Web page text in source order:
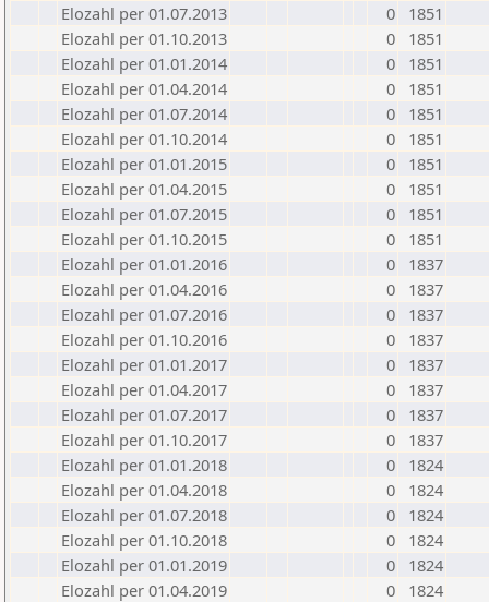
Elozahl per 01.07.2013
0
1851
Elozahl per 01.10.2013
0
1851
Elozahl per 01.01.2014
0
1851
Elozahl per 01.04.2014
0
1851
Elozahl per 01.07.2014
0
1851
Elozahl per 01.10.2014
0
1851
Elozahl per 01.01.2015
0
1851
Elozahl per 01.04.2015
0
1851
Elozahl per 01.07.2015
0
1851
Elozahl per 01.10.2015
0
1851
Elozahl per 01.01.2016
0
1837
Elozahl per 01.04.2016
0
1837
Elozahl per 01.07.2016
0
1837
Elozahl per 01.10.2016
0
1837
Elozahl per 01.01.2017
0
1837
Elozahl per 01.04.2017
0
1837
Elozahl per 01.07.2017
0
1837
Elozahl per 01.10.2017
0
1837
Elozahl per 01.01.2018
0
1824
Elozahl per 01.04.2018
0
1824
Elozahl per 01.07.2018
0
1824
Elozahl per 01.10.2018
0
1824
Elozahl per 01.01.2019
0
1824
Elozahl per 01.04.2019
0
1824